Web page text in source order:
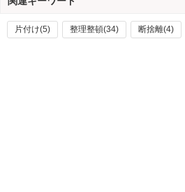
片付け(5) 整理整頓(34) 断捨離(4)